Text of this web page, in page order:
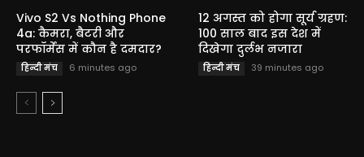
Vivo S2 Vs Nothing Phone
4a: कैमरा, बैटरी और
परफॉर्मेंस में कौन है दमदार?
हिन्दी मंच 6 minutes ago
12 अगस्त को होगा सूर्य ग्रहण:
100 साल बाद इस देश में
दिखेगा दुर्लभ नजारा
हिन्दी मंच 39 minutes ago